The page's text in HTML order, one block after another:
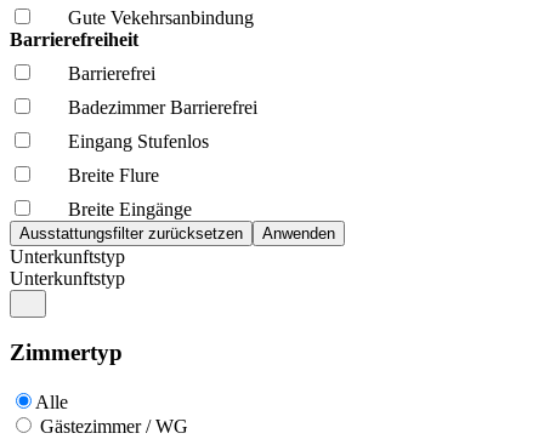
Gute Vekehrsanbindung
Barrierefreiheit
Barrierefrei
Badezimmer Barrierefrei
Eingang Stufenlos
Breite Flure
Breite Eingänge
Unterkunftstyp
Unterkunftstyp
Zimmertyp
Alle
Gästezimmer / WG